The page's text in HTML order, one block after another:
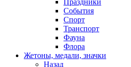
Праздники
События
Спорт
Транспорт
Фауна
Флора
Жетоны, медали, значки
Назад